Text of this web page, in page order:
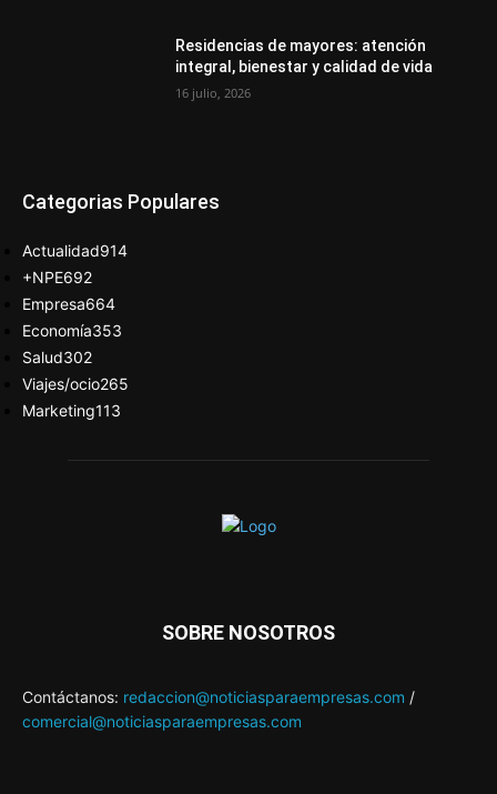
Residencias de mayores: atención
integral, bienestar y calidad de vida
16 julio, 2026
Categorias Populares
Actualidad914
+NPE692
Empresa664
Economía353
Salud302
Viajes/ocio265
Marketing113
SOBRE NOSOTROS
Contáctanos: redaccion@noticiasparaempresas.com /
comercial@noticiasparaempresas.com